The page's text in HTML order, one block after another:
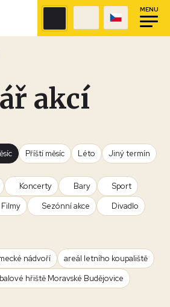
MENU
akcí
Příští měsíc Léto Jiný termín
Koncerty Bary
Sport
Filmy Sezónní akce
Divadlo
nádvoří
areál letního koupaliště
hřiště Moravské Budějovice